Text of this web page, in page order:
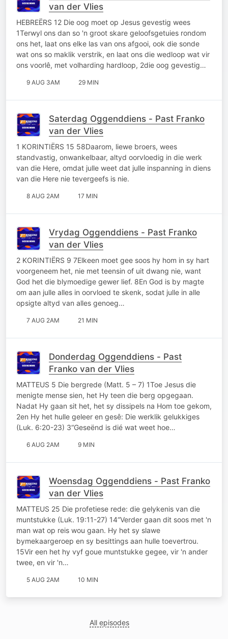
van der Vlies
HEBREËRS 12 Die oog moet op Jesus gevestig wees
1Terwyl ons dan so 'n groot skare geloofsgetuies rondom
ons het, laat ons elke las van ons afgooi, ook die sonde
wat ons so maklik verstrik, en laat ons die wedloop wat vir
ons voorlê, met volharding hardloop, 2die oog gevestig…
9 AUG 3AM 29 MIN
Saterdag Oggenddiens - Past Franko
van der Vlies
1 KORINTIËRS 15 58Daarom, liewe broers, wees
standvastig, onwankelbaar, altyd oorvloedig in die werk
van die Here, omdat julle weet dat julle inspanning in diens
van die Here nie tevergeefs is nie.
8 AUG 2AM 17 MIN
Vrydag Oggenddiens - Past Franko
van der Vlies
2 KORINTIËRS 9 7Elkeen moet gee soos hy hom in sy hart
voorgeneem het, nie met teensin of uit dwang nie, want
God het die blymoedige gewer lief. 8En God is by magte
om aan julle alles in oorvloed te skenk, sodat julle in alle
opsigte altyd van alles genoeg…
7 AUG 2AM 21 MIN
Donderdag Oggenddiens - Past
Franko van der Vlies
MATTEUS 5 Die bergrede (Matt. 5 – 7) 1Toe Jesus die
menigte mense sien, het Hy teen die berg opgegaan.
Nadat Hy gaan sit het, het sy dissipels na Hom toe gekom,
2en Hy het hulle geleer en gesê: Die werklik gelukkiges
(Luk. 6:20-23) 3“Geseënd is dié wat weet hoe…
6 AUG 2AM 9 MIN
Woensdag Oggenddiens - Past Franko
van der Vlies
MATTEUS 25 Die profetiese rede: die gelykenis van die
muntstukke (Luk. 19:11-27) 14“Verder gaan dit soos met 'n
man wat op reis wou gaan. Hy het sy slawe
bymekaargeroep en sy besittings aan hulle toevertrou.
15Vir een het hy vyf goue muntstukke gegee, vir 'n ander
twee, en vir 'n…
5 AUG 2AM 10 MIN
All episodes